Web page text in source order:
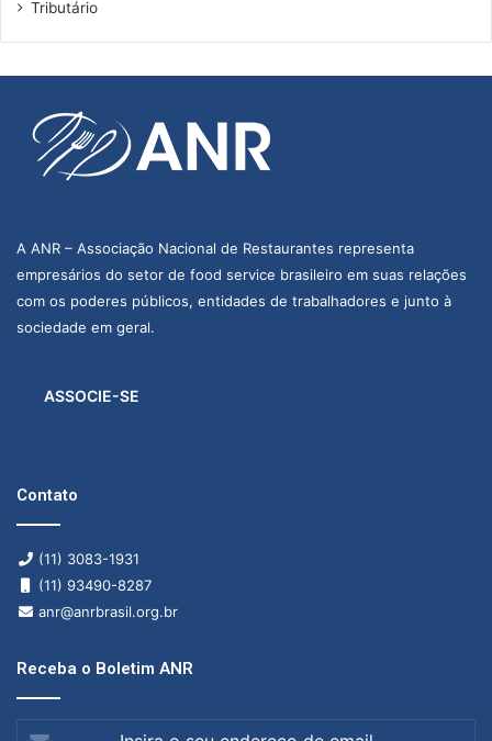
Tributário
A ANR – Associação Nacional de Restaurantes representa
empresários do setor de food service brasileiro em suas relações
com os poderes públicos, entidades de trabalhadores e junto à
sociedade em geral.
ASSOCIE-SE
Contato
(11) 3083-1931
(11) 93490-8287
anr@anrbrasil.org.br
Receba o Boletim ANR